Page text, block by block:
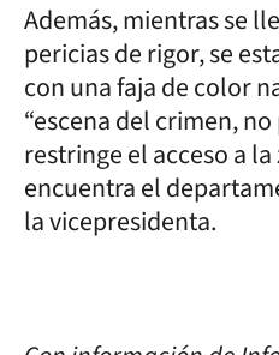
Además, mientras se
pericias de rigor, se
con una faja de color
“escena del crimen, no
restringe el acceso a
encuentra el
la vicepresidenta.